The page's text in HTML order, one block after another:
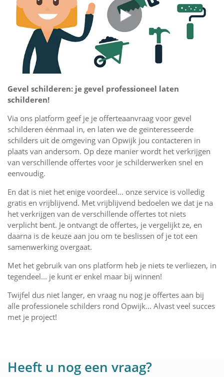
Gevel schilderen: je gevel professioneel laten
schilderen!
Via ons platform geef je je offerteaanvraag voor gevel
schilderen éénmaal in, en laten we de geïnteresseerde
schilders uit de omgeving van Opwijk jou contacteren in
plaats van andersom. Op deze manier wordt het verkrijgen
van verschillende offertes voor je schilderwerken snel en
eenvoudig.
En dat is niet het enige voordeel... onze service is volledig
gratis en vrijblijvend. Met vrijblijvend bedoelen we dat je na
het verkrijgen van de verschillende offertes tot niets
verplicht bent. Je ontvangt de offertes, je vergelijkt ze, en
daarna is de keuze aan jou om te beslissen of je tot een
samenwerking overgaat.
Met het gebruik van ons platform heb je niets te verliezen, in
tegendeel... je kunt er enkel maar bij winnen!
Twijfel dus niet langer, en vraag nu nog je offertes aan bij
alle professionele schilders rond Opwijk... Alvast veel succes
met je project!
Heeft u nog een vraag?